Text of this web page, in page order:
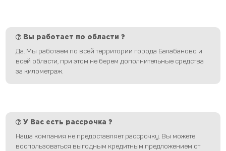
Вы работает по области ?
Да. Мы работаем по всей территории города Балабаново и
всей области, при этом не берем дополнительные средства
за километраж.
У Вас есть рассрочка ?
Наша компания не предоставляет рассрочку. Вы можете
воспользоваться выгодным кредитным предложением от